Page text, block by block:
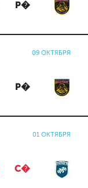
Р�
09 ОКТЯБРЯ
Р�
01 ОКТЯБРЯ
С�